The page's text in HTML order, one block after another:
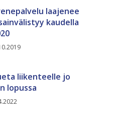
laajenee
kaudella
liikenteelle jo
lopussa